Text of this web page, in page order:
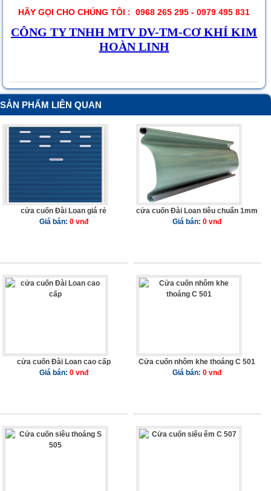
HÃY GỌI CHO CHÚNG TÔI : 0968 265 295 - 0979 495 831
CÔNG TY TNHH MTV DV-TM-CƠ KHÍ KIM
HOÀN LINH
SẢN PHẨM LIÊN QUAN
cửa cuốn Đài Loan giá rẻ
Giá bán: 0 vnđ
cửa cuốn Đài Loan tiêu chuẩn 1mm
Giá bán:0 vnđ
cửa cuốn Đài Loan cao cấp
Giá bán: 0 vnđ
Cửa cuốn nhôm khe thoáng C 501
Giá bán:0 vnđ